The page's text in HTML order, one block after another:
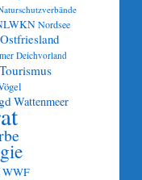
Nordsee
Ostfriesland
Deichvorland
Tourismus
Wattenmeer
WWF